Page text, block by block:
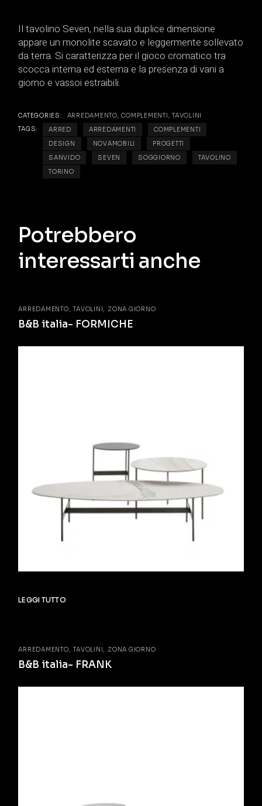
Il tavolino Seven, nella sua duplice dimensione
appare un monolite scavato e leggermente sollevato
da terra. Si caratterizza per il gioco cromatico tra
scocca interna ed esterna e la presenza di vani a
giorno e vassoi estraibili.
CATEGORIES: ARREDAMENTO,COMPLEMENTI ,TAVOLINI
TAGS:
ARRED ARREDAMENTI
COMPLEMENTI
DESIGN
NOVAMOBILI
PROGETTI
SANVIDO
SEVEN SOGGIORNO
TAVOLINO
TORINO
Potrebbero
interessarti anche
LEGGI TUTTO
ARREDAMENTO TAVOLINI ZONA GIORNO
B&B italia- FORMICHE
ARREDAMENTO TAVOLINI ZONA GIORNO
B&B italia- FRANK